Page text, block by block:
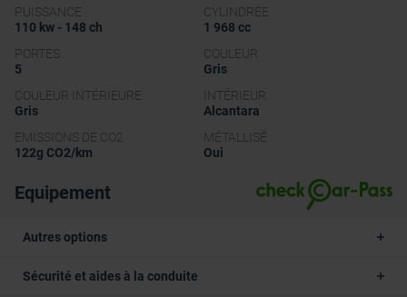
PUISSANCE
110 kw - 148 ch
CYLINDRÉE
1 968 cc
PORTES
5
COULEUR
Gris
COULEUR INTÉRIEURE
Gris
INTÉRIEUR
Alcantara
EMISSIONS DE CO2
122g CO2/km
MÉTALLISÉ
Oui
Equipement
Autres options
Sécurité et aides à la conduite